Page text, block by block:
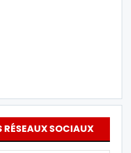
RÉSEAUX SOCIAUX